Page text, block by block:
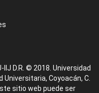
D.R. © 2018. Universidad
Universitaria, Coyoacán, C.
sitio web puede ser